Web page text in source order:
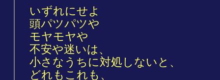
いずれにせよ
頭パツパツや
モヤモヤや
不安や迷いは、
小さなうちに対処しないと、
どれもこれも、